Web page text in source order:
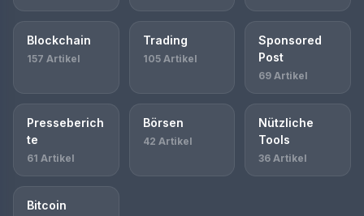
Blockchain
157 Artikel
Trading
105 Artikel
Sponsored
Post
69 Artikel
Presseberich
te
61 Artikel
Börsen
42 Artikel
Nützliche
Tools
36 Artikel
Bitcoin